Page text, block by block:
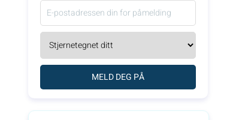
MELD DEG PÅ